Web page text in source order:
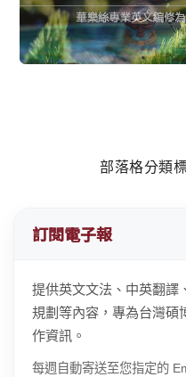
部落格分類
訂閱電子報
提供英文文法、中英翻譯
規劃等內容，專為台灣碩
作資訊。
每週自動寄送至您指定的